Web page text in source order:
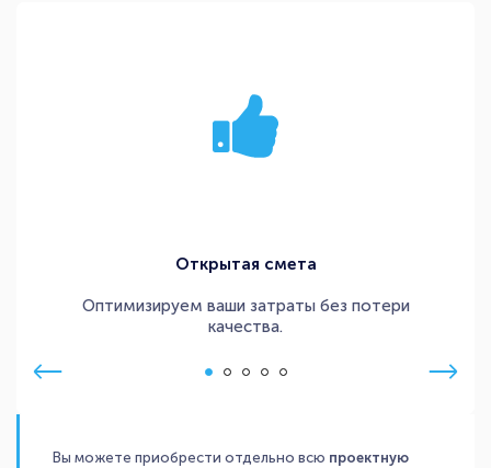
Открытая смета
Оптимизируем ваши затраты без потери
качества.
Вы можете приобрести отдельно всю проектную